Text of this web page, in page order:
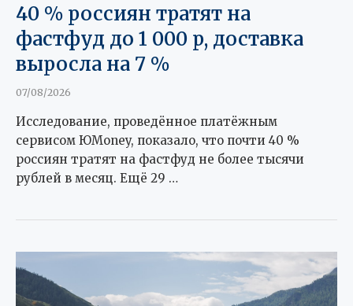
40 % россиян тратят на
фастфуд до 1 000 р, доставка
выросла на 7 %
07/08/2026
Исследование, проведённое платёжным
сервисом ЮMoney, показало, что почти 40 %
россиян тратят на фастфуд не более тысячи
рублей в месяц. Ещё 29 …